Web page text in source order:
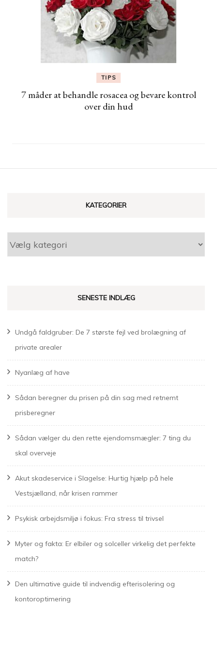
TIPS
7 måder at behandle rosacea og bevare kontrol
over din hud
KATEGORIER
Kategorier
SENESTE INDLÆG
Undgå faldgruber: De 7 største fejl ved brolægning af
private arealer
Nyanlæg af have
Sådan beregner du prisen på din sag med retnemt
prisberegner
Sådan vælger du den rette ejendomsmægler: 7 ting du
skal overveje
Akut skadeservice i Slagelse: Hurtig hjælp på hele
Vestsjælland, når krisen rammer
Psykisk arbejdsmiljø i fokus: Fra stress til trivsel
Myter og fakta: Er elbiler og solceller virkelig det perfekte
match?
Den ultimative guide til indvendig efterisolering og
kontoroptimering